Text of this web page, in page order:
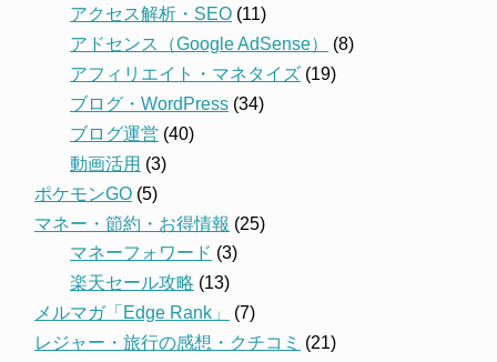
アクセス解析・SEO (11)
アドセンス（Google AdSense）
(8)
アフィリエイト・マネタイズ (19)
ブログ・WordPress (34)
ブログ運営 (40)
動画活用 (3)
ポケモンGO (5)
マネー・節約・お得情報 (25)
マネーフォワード (3)
楽天セール攻略 (13)
メルマガ「Edge Rank」
(7)
レジャー・旅行の感想・クチコミ (21)